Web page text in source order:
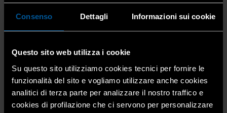
Consenso Dettagli Informazioni sui cookie
Questo sito web utilizza i cookie
Su questo sito utilizziamo cookies tecnici per fornire le
funzionalità del sito e vogliamo utilizzare anche cookies
analitici di terza parte per analizzare il nostro traffico e
cookies di profilazione che ci servono per personalizzare
le procedure telematiche dell’Agenzia delle Entrate
saranno aggiornate nei prossimi giorni.
Sempre nelle FAQ, è stato precisato che, in attesa
dell’adozione del decretodel Ministero della
Transizione Ecologica, i tecnici abilitati possonoeseguire
le asseverazionidella congruità delle spesefacendo